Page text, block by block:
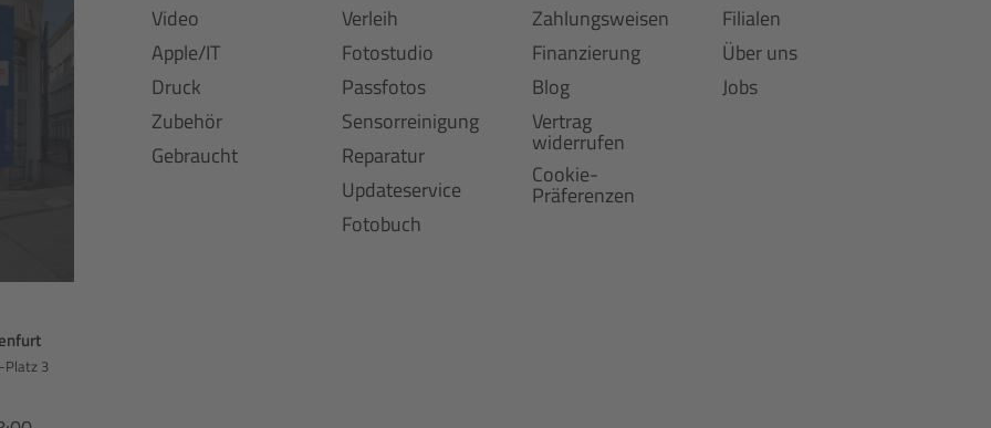
Platz 3
Video
Apple/IT
Druck
Zubehör
Gebraucht
Verleih
Fotostudio
Passfotos
Sensorreinigung
Reparatur
Updateservice
Fotobuch
Zahlungsweisen
Finanzierung
Blog
Vertrag
widerrufen
Cookie-
Präferenzen
Filialen
Über uns
Jobs